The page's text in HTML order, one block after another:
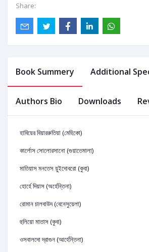
Share:
Book Summery Additional
Authors Bio Downloads
হাবিয়ের বিয়াররুতিয়া (মেহিকো)
কার্লোস সোলোরসানো (গুয়াতেমালা)
মাতিয়াস মনতেস য়ুইদোবরো (কুবা)
হোর্হে দিয়াস (অর্হেন্তিনা)
রোমান চালবাউদ (বেনেসুয়েলা)
হুলিয়ো মাতাস (কুবা)
ওসবালদো দ্রাগুন (আর্হেন্তিনা)